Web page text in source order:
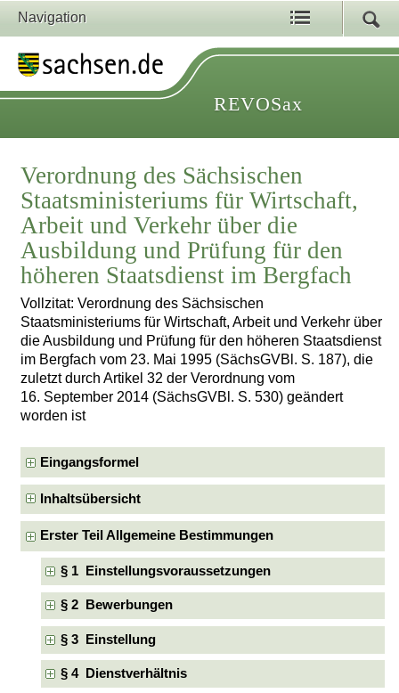
Navigation
REVOSax
Verordnung des Sächsischen
Staatsministeriums für Wirtschaft,
Arbeit und Verkehr über die
Ausbildung und Prüfung für den
höheren Staatsdienst im Bergfach
Vollzitat: Verordnung des Sächsischen
Staatsministeriums für Wirtschaft, Arbeit und Verkehr über
die Ausbildung und Prüfung für den höheren Staatsdienst
im Bergfach vom 23. Mai 1995 (SächsGVBl. S. 187), die
zuletzt durch Artikel 32 der Verordnung vom
16. September 2014 (SächsGVBl. S. 530) geändert
worden ist
Eingangsformel
Inhaltsübersicht
Erster Teil Allgemeine Bestimmungen
§ 1 Einstellungsvoraussetzungen
§ 2 Bewerbungen
§ 3 Einstellung
§ 4 Dienstverhältnis